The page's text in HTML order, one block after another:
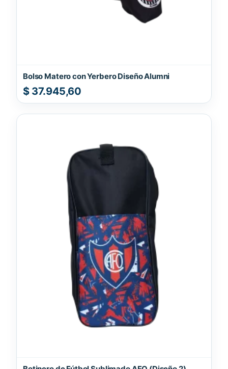
Bolso Matero con Yerbero Diseño Alumni
$37.945,60